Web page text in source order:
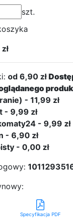
szt.
od 6,90 zł
- 11,99 zł
- 9,99 zł
- 9,99 zł
- 6,90 zł
- 0,00 zł
Specyfikacja PDF